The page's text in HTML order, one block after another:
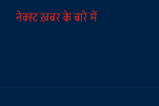
नेक्स्ट ख़बर के बारे में